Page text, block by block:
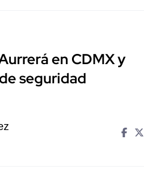
en CDMX y
seguridad